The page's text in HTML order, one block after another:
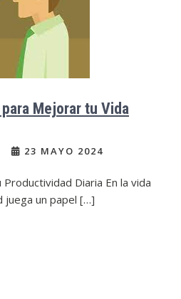
Mejorar tu Vida
23 MAYO 2024
Diaria En la vida
juega un papel […]